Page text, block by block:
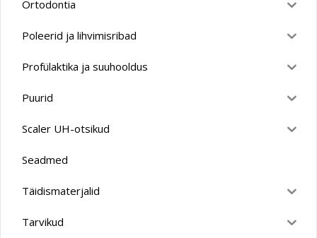
Ortodontia
Poleerid ja lihvimisribad
Profülaktika ja suuhooldus
Puurid
Scaler UH-otsikud
Seadmed
Täidismaterjalid
Tarvikud